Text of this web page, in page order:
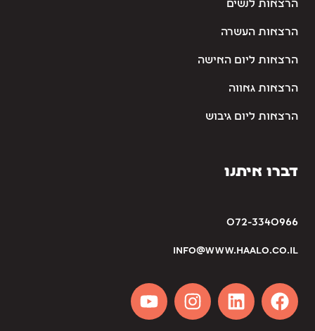
הרצאות לנשים
הרצאות העשרה
הרצאות ליום האישה
הרצאות גאווה
הרצאות ליום גיבוש
דברו איתנו
072-3340966
info@www.haalo.co.il